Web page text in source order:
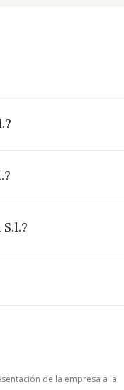
de la empresa a la